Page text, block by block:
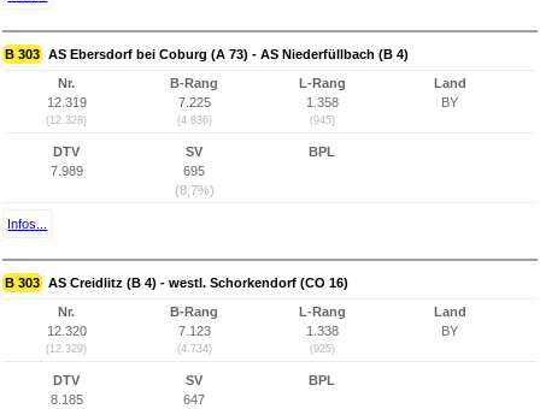
B 303 AS Ebersdorf bei Coburg (A 73) - AS Niederfüllbach (B 4)
Nr.
12.319
(12.328)
B-Rang
7.225
(4.836)
L-Rang
1.358
(945)
Land
BY
DTV
7.989
SV
695
(8,7%)
BPL
Infos...
B 303 AS Creidlitz (B 4) - westl. Schorkendorf (CO 16)
Nr.
12.320
(12.329)
B-Rang
7.123
(4.734)
L-Rang
1.338
(925)
Land
BY
DTV
8.185
SV
647
BPL